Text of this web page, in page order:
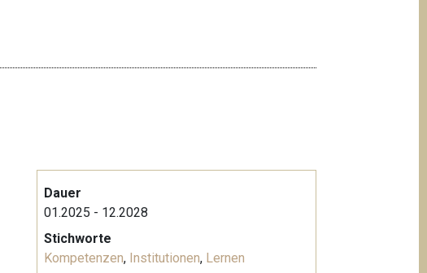
Dauer
01.2025 - 12.2028
Stichworte
Kompetenzen, Institutionen, Lernen